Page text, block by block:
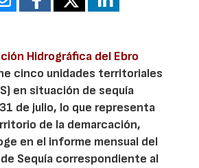
Hidrográfica del Ebro
cinco unidades territoriales
en situación de sequía
de julio, lo que representa
de la demarcación,
en el informe mensual del
Sequía correspondiente al